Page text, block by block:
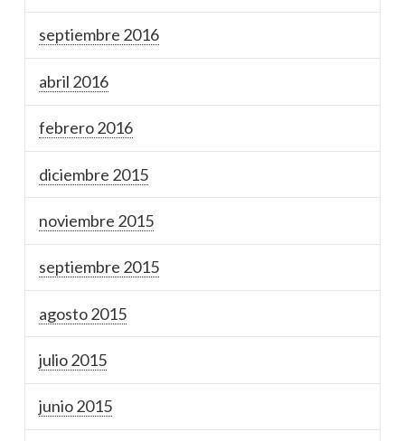
septiembre 2016
abril 2016
febrero 2016
diciembre 2015
noviembre 2015
septiembre 2015
agosto 2015
julio 2015
junio 2015